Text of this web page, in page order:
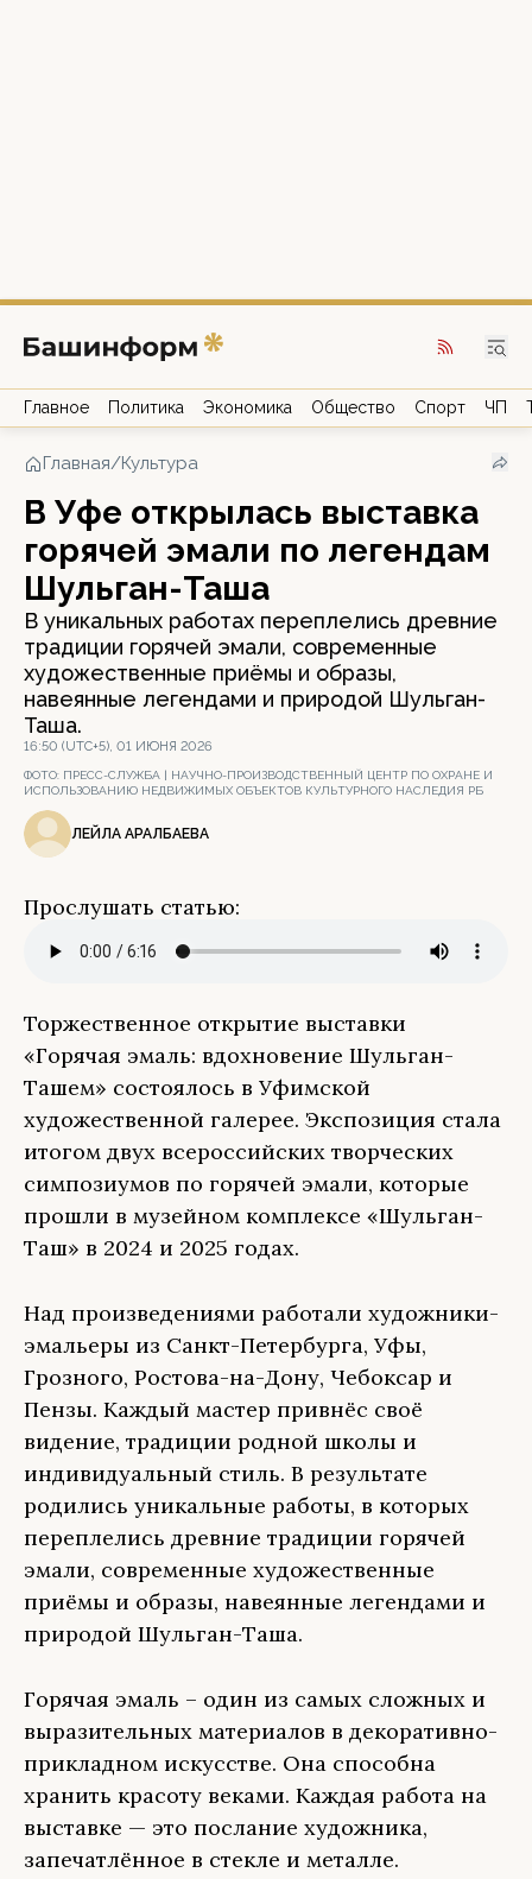
Главное Политика Экономика Общество Спорт ЧП
Главная/Культура
В Уфе открылась выставка
горячей эмали по легендам
Шульган-Таша
В уникальных работах переплелись древние
традиции горячей эмали, современные
художественные приёмы и образы,
навеянные легендами и природой Шульган-
Таша.
16:50 (UTC+5), 01 ИЮНЯ 2026
ФОТО: ПРЕСС-СЛУЖБА | НАУЧНО-ПРОИЗВОДСТВЕННЫЙ ЦЕНТР ПО ОХРАНЕ И
ИСПОЛЬЗОВАНИЮ НЕДВИЖИМЫХ ОБЪЕКТОВ КУЛЬТУРНОГО НАСЛЕДИЯ РБ
ЛЕЙЛА АРАЛБАЕВА
Прослушать статью:
Торжественное открытие выставки
«Горячая эмаль: вдохновение Шульган-
Ташем» состоялось в Уфимской
художественной галерее. Экспозиция стала
итогом двух всероссийских творческих
симпозиумов по горячей эмали, которые
прошли в музейном комплексе «Шульган-
Таш» в 2024 и 2025 годах.
Над произведениями работали художники-
эмальеры из Санкт-Петербурга, Уфы,
Грозного, Ростова-на-Дону, Чебоксар и
Пензы. Каждый мастер привнёс своё
видение, традиции родной школы и
индивидуальный стиль. В результате
родились уникальные работы, в которых
переплелись древние традиции горячей
эмали, современные художественные
приёмы и образы, навеянные легендами и
природой Шульган-Таша.
Горячая эмаль – один из самых сложных и
выразительных материалов в декоративно-
прикладном искусстве. Она способна
хранить красоту веками. Каждая работа на
выставке — это послание художника,
запечатлённое в стекле и металле.